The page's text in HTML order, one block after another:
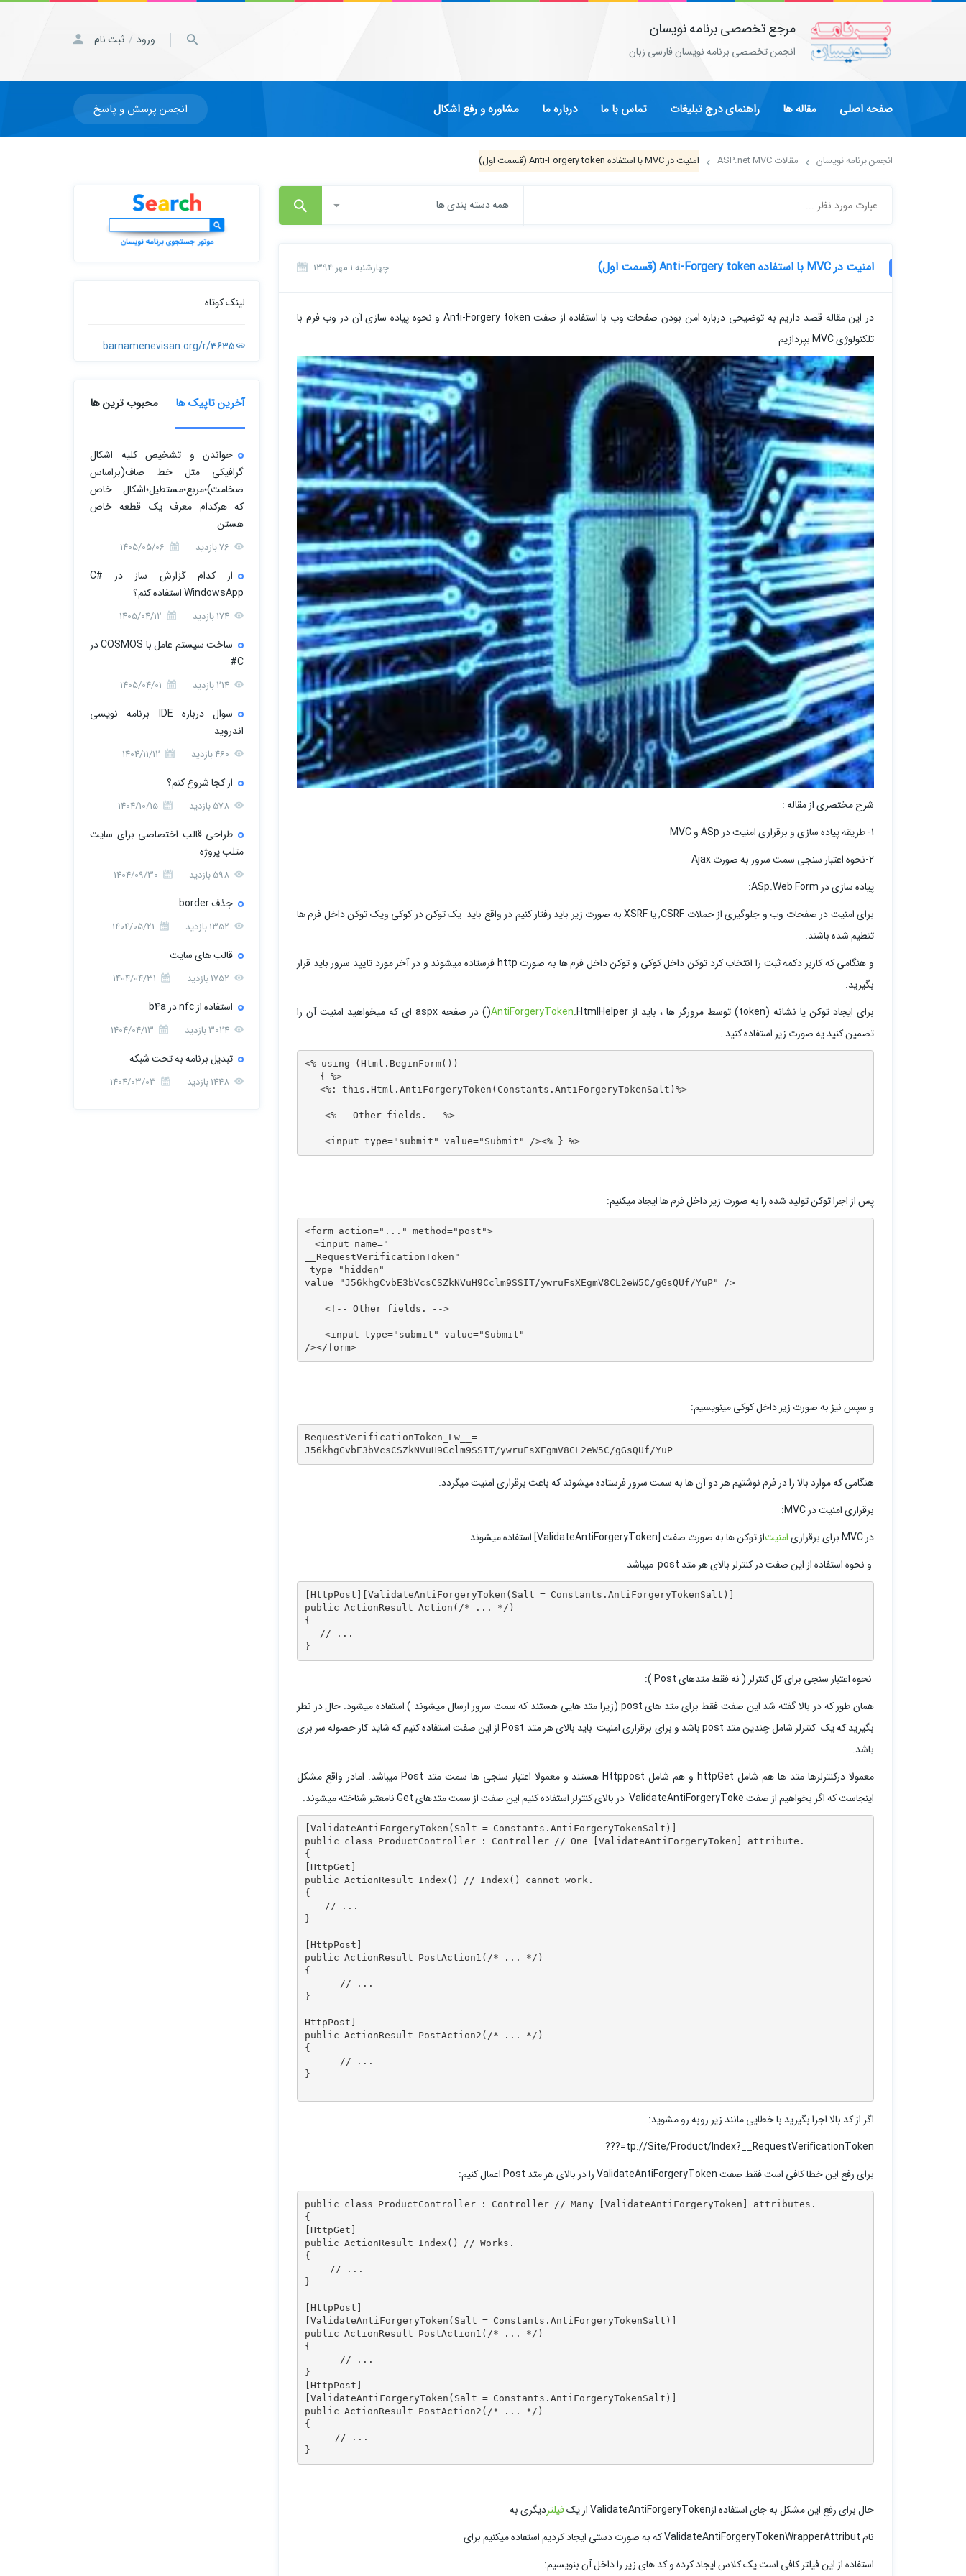
مرجع تخصصی برنامه نویسان
انجمن تخصصی برنامه نویسان فارسی زبان
ورود / ثبت نام
صفحه اصلی مقاله ها راهنمای درج تبلیغات تماس با ما درباره ما مشاوره و رفع اشکال انجمن پرسش و پاسخ
انجمن برنامه نویسان مقالات ASP.net MVC امنیت در MVC با استفاده Anti-Forgery token (قسمت اول)
همه دسته بندی ها
امنیت در MVC با استفاده Anti-Forgery token (قسمت اول) چهارشنبه 1 مهر 1394
در این مقاله قصد داریم به توضیحی درباره امن بودن صفحات وب با استفاده از صفت Anti-Forgery token و نحوه پیاده سازی آن در وب فرم با
تلکنولوژی MVC بپردازیم
شرح مختصری از مقاله :
1- طریقه پیاده سازی و برقراری امنیت در ASp و MVC
2-نحوه اعتبار سنجی سمت سرور به صورت Ajax
پیاده سازی در ASp.Web Form:
برای امنیت در صفحات وب و جلوگیری از حملات CSRF, یا XSRF به صورت زیر باید رفتار کنیم در واقع باید یک توکن در کوکی ویک توکن داخل فرم ها
تنطیم شده باشند.
و هنگامی که کاربر دکمه ثبت را انتخاب کرد توکن داخل کوکی و توکن داخل فرم ها به صورت http فرستاده میشوند و در آخر مورد تایید سرور باید قرار
بگیرید.
برای ایجاد توکن یا نشانه (token) توسط مرورگر ها ، باید از HtmlHelper.
AntiForgeryToken
() در صفحه aspx ای که میخواهید امنیت آن را
تضمین کنید یه صورت زیر استفاده کنید .
<% using (Html.BeginForm())
   { %>
   <%: this.Html.AntiForgeryToken(Constants.AntiForgeryTokenSalt)%>
    <%-- Other fields. --%>
    <input type="submit" value="Submit" /><% } %>
پس از اجرا توکن تولید شده را به صورت زیر داخل فرم ها ایجاد میکنیم:
<form action="..." method="post">
  <input name="
__RequestVerificationToken"
type="hidden"
value="J56khgCvbE3bVcsCSZkNVuH9Cclm9SSIT/ywruFsXEgmV8CL2eW5C/gGsQUf/YuP" />
    <!-- Other fields. -->
    <input type="submit" value="Submit"
/></form>
و سپس نیز به صورت زیر داخل کوکی مینویسیم:
RequestVerificationToken_Lw__=
J56khgCvbE3bVcsCSZkNVuH9Cclm9SSIT/ywruFsXEgmV8CL2eW5C/gGsQUf/YuP
هنگامی که موارد بالا را در فرم نوشتیم هر دو آن ها به سمت سرور فرستاده میشوند که باعث برقراری امنیت میگردد.
برقراری امنیت در MVC:
در MVC برای برقراری
امنیتاز توکن ها به صورت صفت [ValidateAntiForgeryToken] استفاده میشوند
و نحوه استفاده از این صفت در کنترلر بالای هر متد post میباشد
[HttpPost][ValidateAntiForgeryToken(Salt = Constants.AntiForgeryTokenSalt)]
public ActionResult Action(/* ... */)
{
   // ...
}
نحوه اعتبار سنجی برای کل کنترلر ( نه فقط متدهای Post ):
همان طور که در بالا گفته شد این صفت فقط برای متد های post (زیرا متد هایی هستند که سمت سرور ارسال میشوند ) استفاده میشود. حال در نظر
بگیرید که یک کنترلر شامل چندین متد post باشد و برای برقراری امنیت باید بالای هر متد Post از این صفت استفاده کنیم که شاید کار حصوله سر بری
باشد.
معمولا درکنترلرها متد ها هم شامل httpGet و هم شامل Httppost هستند و معمولا اعتبار سنجی ها سمت متد Post میباشد. امادر واقع مشکل
اینجاست که اگر بخواهیم از صفت ValidateAntiForgeryToke در بالای کنترلر استفاده کنیم این صفت از سمت متدهای Get نامعتبر شناخته میشوند.
[ValidateAntiForgeryToken(Salt = Constants.AntiForgeryTokenSalt)]
public class ProductController : Controller // One [ValidateAntiForgeryToken] attribute.
{
[HttpGet]
public ActionResult Index() // Index() cannot work.
{
    // ...
}
[HttpPost]
public ActionResult PostAction1(/* ... */)
{
       // ...
}
HttpPost]
public ActionResult PostAction2(/* ... */)
{
       // ...
}
اگر از کد بالا اجرا بگیرید با خطایی مانند زیر روبه رو مشوید:
tp://Site/Product/Index?__RequestVerificationToken=???
برای رفع این خطا کافی است فقط صفت ValidateAntiForgeryToken را در بالای هر متد Post اعمال کنیم:
public class ProductController : Controller // Many [ValidateAntiForgeryToken] attributes.
{
[HttpGet]
public ActionResult Index() // Works.
{
     // ...
}
[HttpPost]
[ValidateAntiForgeryToken(Salt = Constants.AntiForgeryTokenSalt)]
public ActionResult PostAction1(/* ... */)
{
       // ...
}
[HttpPost]
[ValidateAntiForgeryToken(Salt = Constants.AntiForgeryTokenSalt)]
public ActionResult PostAction2(/* ... */)
{
      // ...
}
حال برای رفع این مشکل به جای استفاده ازValidateAntiForgeryToken از یک فیلتردیگری به
نام ValidateAntiForgeryTokenWrapperAttribut که به صورت دستی ایجاد کردیم استفاده میکنیم برای
استفاده از این فیلتر کافی است یک کلاس ایجاد کرده و کد های زیر را داخل آن بنویسیم:
لینک کوتاه
آخرین تاپیک ها محبوب ترین ها
حواندن و تشخیص کلیه اشکال
گرافیکی مثل خط صاف(براساس
ضخامت)؛مربع؛مستطیل؛اشکال خاص
که هرکدام معرف یک قطعه خاص
هستن
از کدام گزارش ساز در C#
WindowsApp استفاده کنم؟
ساخت سیستم عامل با COSMOS در
C#
سوال درباره IDE برنامه نویسی
اندروید
از کجا شروع کنم؟
طراحی قالب اختصاصی برای سایت
متلب پروژه
جذف border
قالب های سایت
استفاده از nfc در b4a
تبدیل برنامه به تحت شبکه